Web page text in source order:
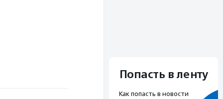
Попасть в ленту
Как попасть в новости